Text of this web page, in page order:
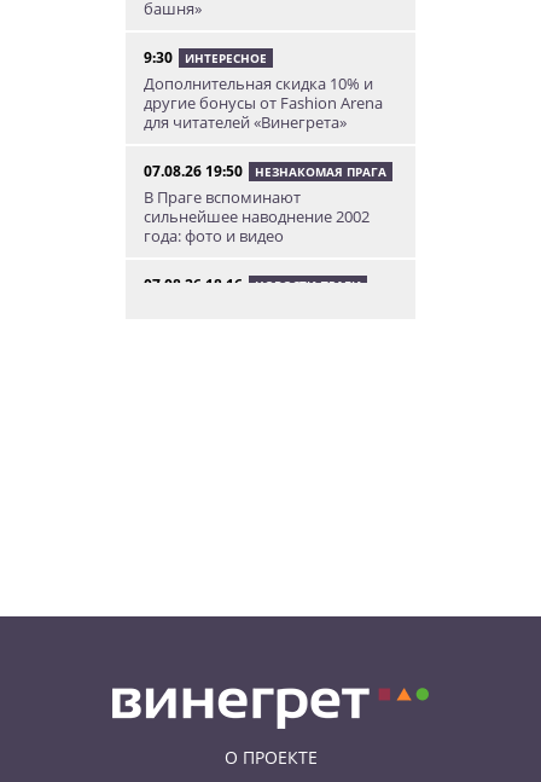
башня»
9:30 ИНТЕРЕСНОЕ
Дополнительная скидка 10% и
другие бонусы от Fashion Arena
для читателей «Винегрета»
07.08.26 19:50 НЕЗНАКОМАЯ ПРАГА
В Праге вспоминают
сильнейшее наводнение 2002
года: фото и видео
07.08.26 18:16 НОВОСТИ ПРАГИ
О ПРОЕКТЕ